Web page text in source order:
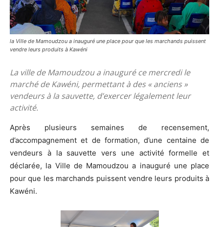
la Ville de Mamoudzou a inauguré une place pour que les marchands puissent
vendre leurs produits à Kawéni
La ville de Mamoudzou a inauguré ce mercredi le
marché de Kawéni, permettant à des « anciens »
vendeurs à la sauvette, d’exercer légalement leur
activité.
Après plusieurs semaines de recensement,
d’accompagnement et de formation, d’une centaine de
vendeurs à la sauvette vers une activité formelle et
déclarée, la Ville de Mamoudzou a inauguré une place
pour que les marchands puissent vendre leurs produits à
Kawéni.